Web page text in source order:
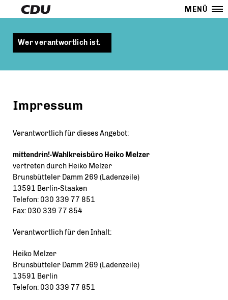
MENÜ
Wer verantwortlich ist.
Impressum
Verantwortlich für dieses Angebot:
mittendrin!-Wahlkreisbüro Heiko Melzer
vertreten durch Heiko Melzer
Brunsbütteler Damm 269 (Ladenzeile)
13591 Berlin-Staaken
Telefon: 030 339 77 851
Fax: 030 339 77 854
Verantwortlich für den Inhalt:
Heiko Melzer
Brunsbütteler Damm 269 (Ladenzeile)
13591 Berlin
Telefon: 030 339 77 851